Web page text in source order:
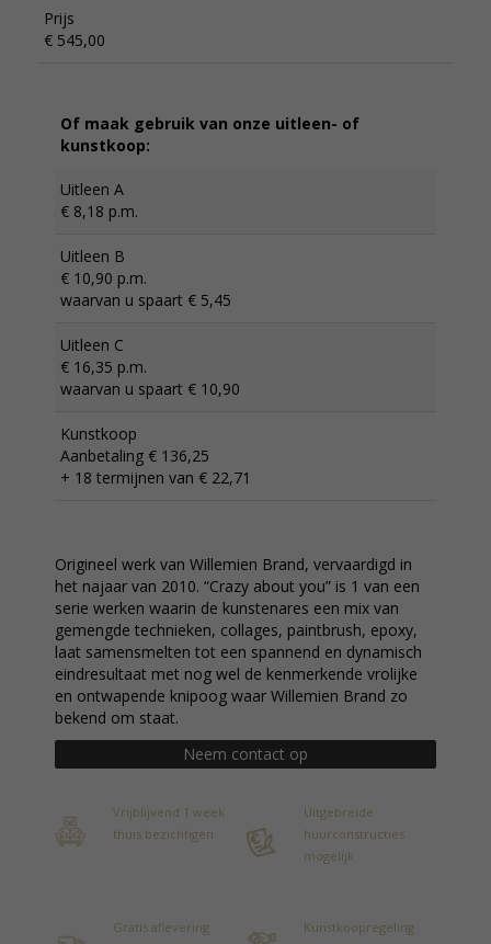
Prijs
€ 545,00
Of maak gebruik van onze uitleen- of
kunstkoop:
Uitleen A
€ 8,18 p.m.
Uitleen B
€ 10,90 p.m.
waarvan u spaart € 5,45
Uitleen C
€ 16,35 p.m.
waarvan u spaart € 10,90
Kunstkoop
Aanbetaling € 136,25
+ 18 termijnen van € 22,71
Origineel werk van Willemien Brand, vervaardigd in
het najaar van 2010. “Crazy about you” is 1 van een
serie werken waarin de kunstenares een mix van
gemengde technieken, collages, paintbrush, epoxy,
laat samensmelten tot een spannend en dynamisch
eindresultaat met nog wel de kenmerkende vrolijke
en ontwapende knipoog waar Willemien Brand zo
bekend om staat.
Neem contact op
Vrijblijvend 1 week
thuis bezichtigen
Uitgebreide
huurconstructies
mogelijk
Gratis aflevering
Kunstkoopregeling